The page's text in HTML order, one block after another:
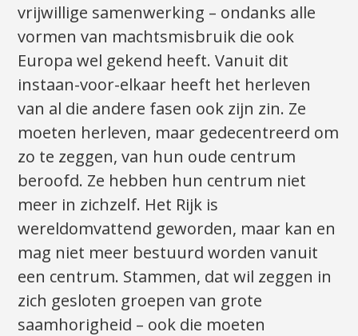
vrijwillige samenwerking – ondanks alle
vormen van machtsmisbruik die ook
Europa wel gekend heeft. Vanuit dit
instaan-voor-elkaar heeft het herleven
van al die andere fasen ook zijn zin. Ze
moeten herleven, maar gedecentreerd om
zo te zeggen, van hun oude centrum
beroofd. Ze hebben hun centrum niet
meer in zichzelf. Het Rijk is
wereldomvattend geworden, maar kan en
mag niet meer bestuurd worden vanuit
een centrum. Stammen, dat wil zeggen in
zich gesloten groepen van grote
saamhorigheid – ook die moeten